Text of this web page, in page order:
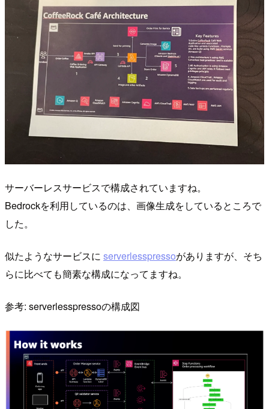
サーバーレスサービスで構成されていますね。
Bedrockを利用しているのは、画像生成をしているところで
した。
似たようなサービスに serverlesspressoがありますが、そち
らに比べても簡素な構成になってますね。
参考: serverlesspressoの構成図